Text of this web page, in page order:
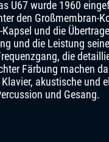
U67 wurde 1960
den Großmembran-
und die
und die Leistung
die
Färbung machen
akustische und
und Gesang.